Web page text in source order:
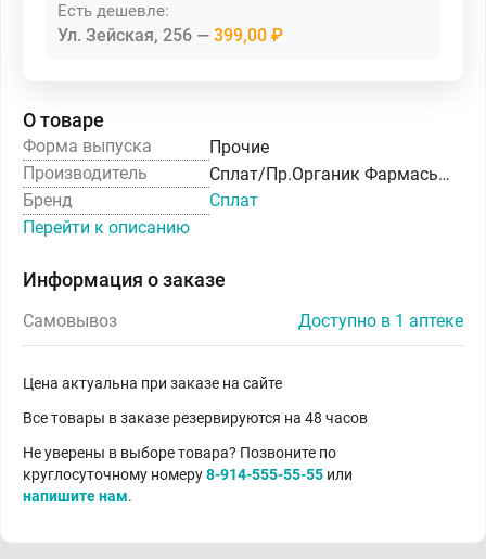
Есть дешевле:
Ул. Зейская, 256 399,00 ₽
О товаре
Форма выпуска
Прочие
Производитель
Сплат/Пр.Органик Фармасьютикалз ООО
Бренд
Сплат
Перейти к описанию
Информация о заказе
Самовывоз Доступно в 1 аптеке
Цена актуальна при заказе на сайте
Все товары в заказе резервируются на 48 часов
Не уверены в выборе товара? Позвоните по
круглосуточному номеру8-914-555-55-55 или
напишите нам.